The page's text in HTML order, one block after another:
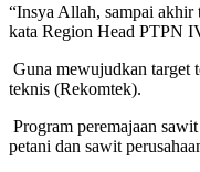
“Insya Allah, sampai akhir
kata Region Head PTPN
Guna mewujudkan target
teknis (Rekomtek).
Program peremajaan sawit
petani dan sawit